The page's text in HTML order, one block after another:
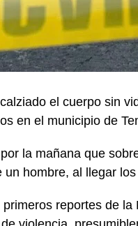
el cuerpo sin
en el municipio de
la mañana que
un hombre, al llegar
reportes de